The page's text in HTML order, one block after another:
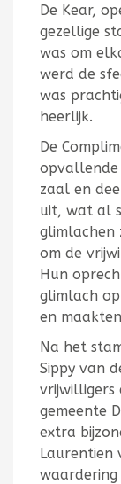
De Kear,
gezellige
was om
werd de
was
heerlijk.
De
opvallende
zaal en
uit, wat al
glimlachen
om de
Hun
glimlach
en
Na het
Sippy van
vrijwilligers
gemeente
extra
Laurentien